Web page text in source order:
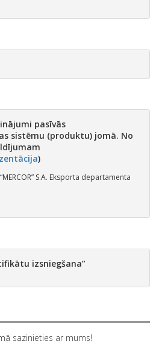
pasīvās
sistēmu (produktu) jomā. No
)
“MERCOR” S.A. Eksporta departamenta
izsniegšana”
sazinieties ar mums!